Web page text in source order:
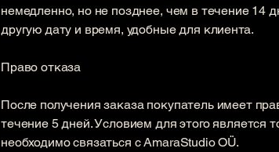
немедленно, но не позднее, чем в течение 14
другую дату и время, удобные для клиента.
Право отказа
​После получения заказа покупатель имеет
течение 5 дней. Условием для этого является
необходимо связаться с AmaraStudio OÜ.